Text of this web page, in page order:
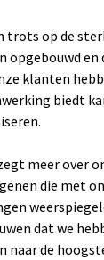
trots op de
opgebouwd
klanten
biedt
meer over
die met
dat we
naar de